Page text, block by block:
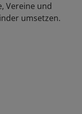
Vereine und
umsetzen.